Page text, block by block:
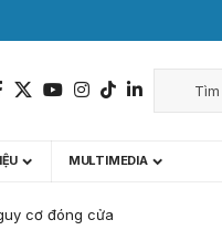
MULTIMEDIA
cơ đóng cửa